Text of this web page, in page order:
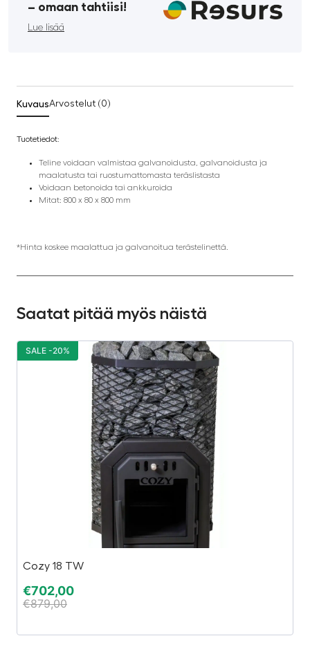
­– omaan tahtiisi!
Lue lisää
KuvausArvostelut (0)
Tuotetiedot:
Teline voidaan valmistaa galvanoidusta, galvanoidusta ja
maalatusta tai ruostumattomasta teräslistasta
Voidaan betonoida tai ankkuroida
Mitat: 800 x 80 x 800 mm
*Hinta koskee maalattua ja galvanoitua terästelinettä.
Saatat pitää myös näistä
Cozy 18 TW
€702,00
€879,00
SALE -20%